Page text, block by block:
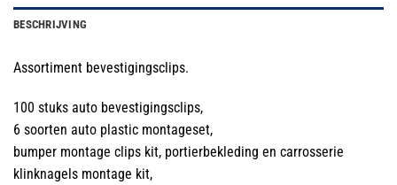
BESCHRIJVING
Assortiment bevestigingsclips.
100 stuks auto bevestigingsclips,
6 soorten auto plastic montageset,
bumper montage clips kit, portierbekleding en carrosserie
klinknagels montage kit,